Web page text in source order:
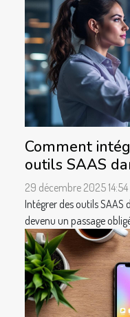
Comment
outils SAAS
29 décembre 2025 14:54
Intégrer des outils SAAS
devenu un passage